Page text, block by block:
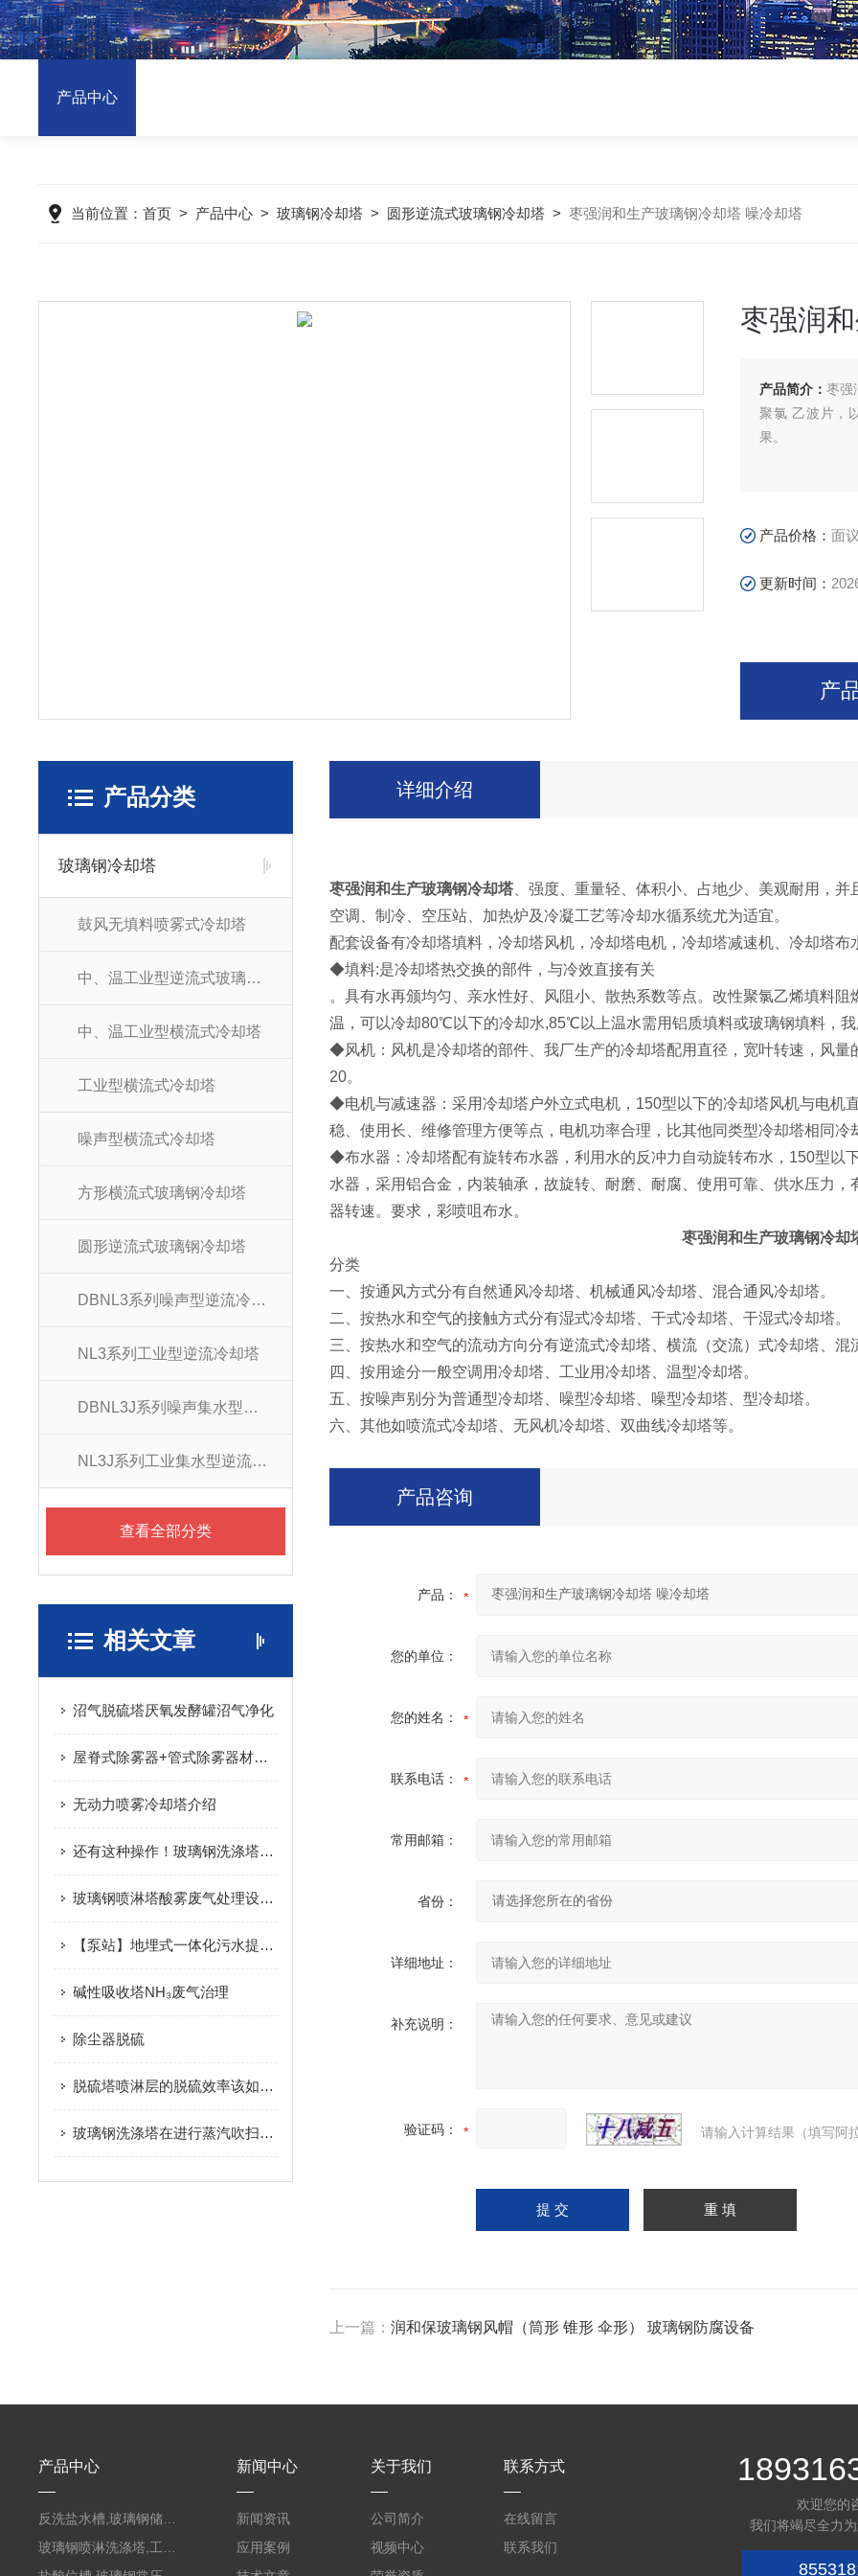
产品中心
当前位置：首页 > 产品中心 >玻璃钢冷却塔 > 圆形逆流式玻璃钢冷却塔 >枣强润和生产玻璃钢冷却塔 噪冷却塔
枣强润
产品简介：枣强
聚氯 乙波片，
果。
产品价格：面议
更新时间：
产
产品分类
玻璃钢冷却塔
鼓风无填料喷雾式冷却塔
中、温工业型逆流式玻璃钢冷却塔
中、温工业型横流式冷却塔
工业型横流式冷却塔
噪声型横流式冷却塔
方形横流式玻璃钢冷却塔
圆形逆流式玻璃钢冷却塔
DBNL3系列噪声型逆流冷却塔
NL3系列工业型逆流冷却塔
DBNL3J系列噪声集水型逆流冷却塔
NL3J系列工业集水型逆流式冷却塔
查看全部分类
相关文章
沼气脱硫塔厌氧发酵罐沼气净化
屋脊式除雾器+管式除雾器材质FRP或PP
无动力喷雾冷却塔介绍
还有这种操作！玻璃钢洗涤塔填料的使用、清洗说明
玻璃钢喷淋塔酸雾废气处理设备安装
【泵站】地埋式一体化污水提升泵站下井（池）作业规程
碱性吸收塔NH₃废气治理
除尘器脱硫
脱硫塔喷淋层的脱硫效率该如何提
玻璃钢洗涤塔在进行蒸汽吹扫时要注意哪些？
详细介绍
枣强润和生产玻璃钢冷却塔、强度、重量轻、体积小、占地少、美观耐用，
空调、制冷、空压站、加热炉及冷凝工艺等冷却水循系统尤为适宜。
配套设备有冷却塔填料，冷却塔风机，冷却塔电机，冷却塔减速机、冷却塔布
◆填料:是冷却塔热交换的部件，与冷效直接有关
。具有水再颁均匀、亲水性好、风阻小、散热系数等点。改性聚氯乙烯填料
温，可以冷却80℃以下的冷却水,85℃以上温水需用铝质填料或玻璃钢填料，我
◆风机：风机是冷却塔的部件、我厂生产的冷却塔配用直径，宽叶转速，风
20。
◆电机与减速器：采用冷却塔户外立式电机，150型以下的冷却塔风机与电机
稳、使用长、维修管理方便等点，电机功率合理，比其他同类型冷却塔相同冷
◆布水器：冷却塔配有旋转布水器，利用水的反冲力自动旋转布水，150型以
水器，采用铝合金，内装轴承，故旋转、耐磨、耐腐、使用可靠、供水压力
器转速。要求，彩喷咀布水。
枣强润和生产玻璃钢冷却
分类
一、按通风方式分有自然通风冷却塔、机械通风冷却塔、混合通风冷却塔。
二、按热水和空气的接触方式分有湿式冷却塔、干式冷却塔、干湿式冷却塔。
三、按热水和空气的流动方向分有逆流式冷却塔、横流（交流）式冷却塔、混
四、按用途分一般空调用冷却塔、工业用冷却塔、温型冷却塔。
五、按噪声别分为普通型冷却塔、噪型冷却塔、噪型冷却塔、型冷却塔。
六、其他如喷流式冷却塔、无风机冷却塔、双曲线冷却塔等。
产品咨询
产品：
您的单位：
您的姓名：
联系电话：
常用邮箱：
省份：
详细地址：
补充说明：
验证码： 请输入计算结果（填写阿
上一篇： 润和保玻璃钢风帽（筒形 锥形 伞形） 玻璃钢防腐设备
产品中心 新闻中心
新闻资讯
应用案例
关于我们
公司简介
视频中心
联系方式
在线留言
联系我们
欢迎您的
我们将竭尽全力